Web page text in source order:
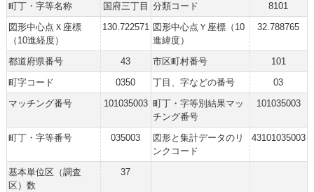
町丁・字等名称
国府三丁目 分類コード
8101
図形中心点Ｘ座標
（10進経度）
130.722571 図形中心点Ｙ座標（10
進緯度）
32.788765
都道府県番号 43 市区町村番号
101
町字コード
0350 丁目、字などの番号
03
マッチング番号
101035003 町丁・字等別結果マッ
チング番号
101035003
町丁・字等番号 035003
図形と集計データのリ
ンクコード
43101035003
基本単位区（調査
区）数
37